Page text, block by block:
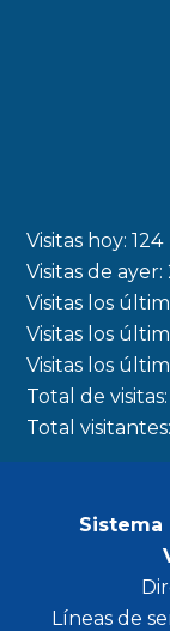
Visitas hoy:124
Visitas de ayer:
Visitas los
Visitas los
Visitas los
Total de
Total
Sistema
Líneas de